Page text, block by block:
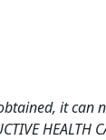
it can